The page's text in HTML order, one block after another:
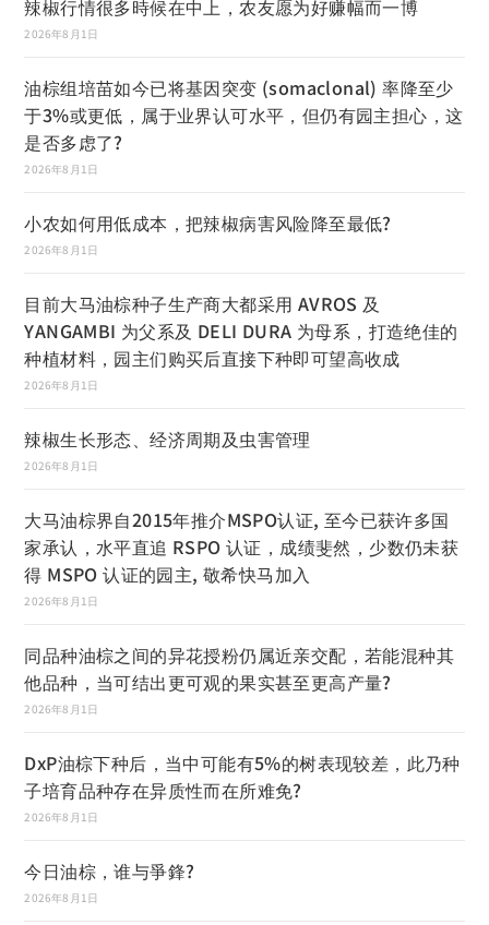
辣椒行情很多時候在中上，农友愿为好赚幅而一博
2026年8月1日
油棕组培苗如今已将基因突变 (somaclonal) 率降至少
于3%或更低，属于业界认可水平，但仍有园主担心，这
是否多虑了?
2026年8月1日
小农如何用低成本，把辣椒病害风险降至最低?
2026年8月1日
目前大马油棕种子生产商大都采用 AVROS 及
YANGAMBI 为父系及 DELI DURA 为母系，打造绝佳的
种植材料，园主们购买后直接下种即可望高收成
2026年8月1日
辣椒生长形态、经济周期及虫害管理
2026年8月1日
大马油棕界自2015年推介MSPO认证, 至今已获许多国
家承认，水平直追 RSPO 认证，成绩斐然，少数仍未获
得 MSPO 认证的园主, 敬希快马加入
2026年8月1日
同品种油棕之间的异花授粉仍属近亲交配，若能混种其
他品种，当可结出更可观的果实甚至更高产量?
2026年8月1日
DxP油棕下种后，当中可能有5%的树表现较差，此乃种
子培育品种存在异质性而在所难免?
2026年8月1日
今日油棕，谁与爭鋒?
2026年8月1日